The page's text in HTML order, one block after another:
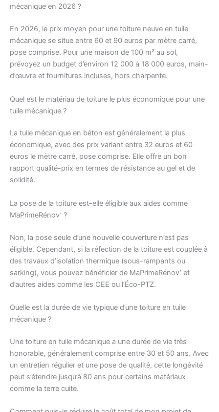
mécanique en 2026 ?
En 2026, le prix moyen pour une toiture neuve en tuile
mécanique se situe entre 60 et 90 euros par mètre carré,
pose comprise. Pour une maison de 100 m² au sol,
prévoyez un budget d’environ 12 000 à 18 000 euros, main-
d’œuvre et fournitures incluses, hors charpente.
Quel est le matériau de toiture le plus économique pour une
tuile mécanique ?
La tuile mécanique en béton est généralement la plus
économique, avec des prix variant entre 32 euros et 60
euros le mètre carré, pose comprise. Elle offre un bon
rapport qualité-prix en termes de résistance au gel et de
solidité.
La pose de la toiture est-elle éligible aux aides comme
MaPrimeRénov’ ?
Non, la pose seule d’une nouvelle couverture n’est pas
éligible. Cependant, si la réfection de la toiture est couplée à
des travaux d’isolation thermique (sous-rampants ou
sarking), vous pouvez bénéficier de MaPrimeRénov’ et
d’autres aides comme les CEE ou l’Éco-PTZ.
Quelle est la durée de vie typique d’une toiture en tuile
mécanique ?
Une toiture en tuile mécanique a une durée de vie très
honorable, généralement comprise entre 30 et 50 ans. Avec
un entretien régulier et une pose de qualité, cette longévité
peut s’étendre jusqu’à 80 ans pour certains matériaux
comme la terre cuite.